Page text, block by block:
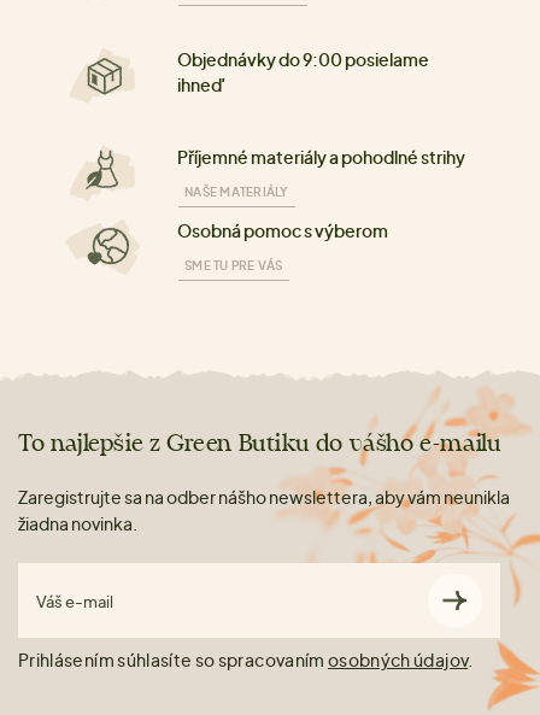
Objednávky do 9:00 posielame
ihneď
Příjemné materiály a pohodlné strihy
NAŠE MATERIÁLY
Osobná pomoc s výberom
SME TU PRE VÁS
To najlepšie z Green Butiku do vášho e-mailu
Zaregistrujte sa na odber nášho newslettera, aby vám neunikla
žiadna novinka.
Váš e-mail
Prihlásením súhlasíte so spracovaním osobných údajov.